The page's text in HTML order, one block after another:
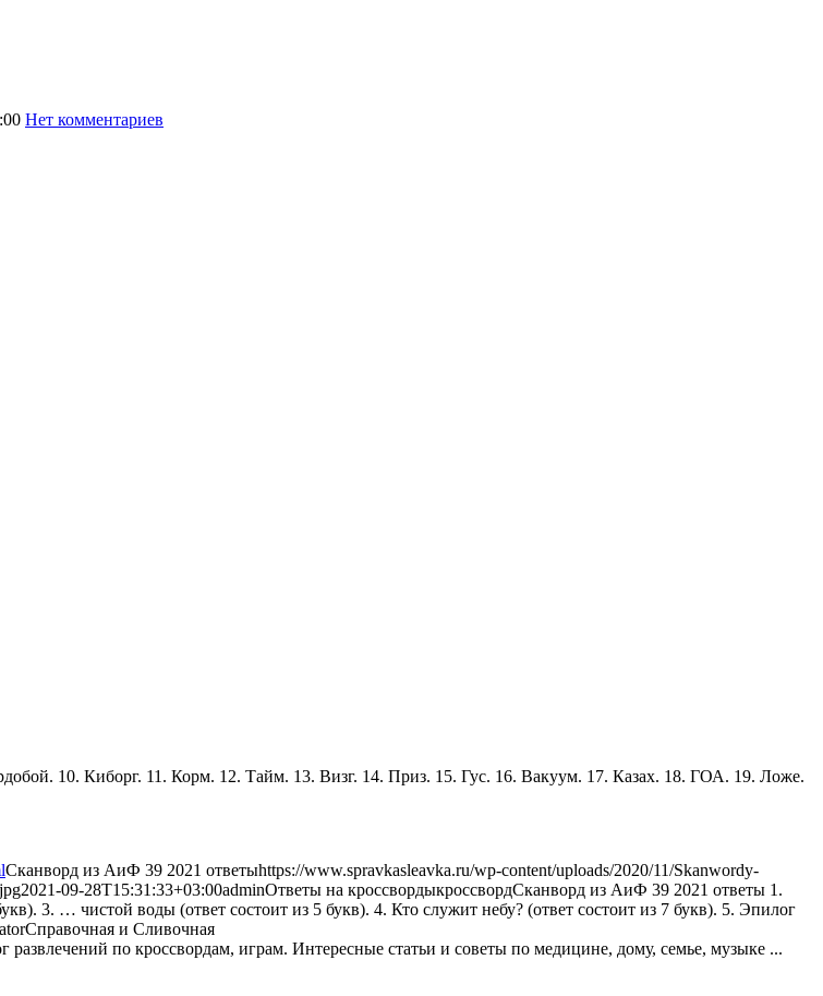
Нет комментариев
10. Киборг. 11. Корм. 12. Тайм. 13. Визг. 14. Приз. 15. Гус. 16. Вакуум. 17. Казах. 18. ГОА. 19. Ложе.
Сканворд из АиФ 39 2021 ответыhttps://www.spravkasleavka.ru/wp-content/uploads/2020/11/Skanwordy-
2021-09-28T15:31:33+03:00adminОтветы на кроссвордыкроссвордСканворд из АиФ 39 2021 ответы 1.
3. … чистой воды (ответ состоит из 5 букв). 4. Кто служит небу? (ответ состоит из 7 букв). 5. Эпилог
Справочная и Сливочная